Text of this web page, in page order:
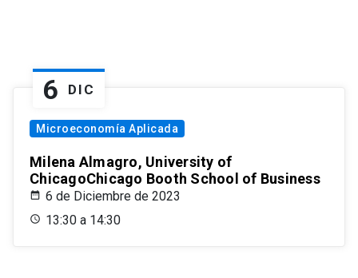
6 DIC
Microeconomía Aplicada
Milena Almagro, University of
ChicagoChicago Booth School of Business
6 de Diciembre de 2023
13:30 a 14:30